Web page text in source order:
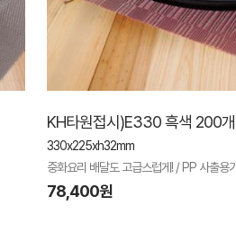
KH타원접시)E330 흑색 200개
330x225xh32mm
중화요리 배달도 고급스럽게! / PP 사출용기
78,400원